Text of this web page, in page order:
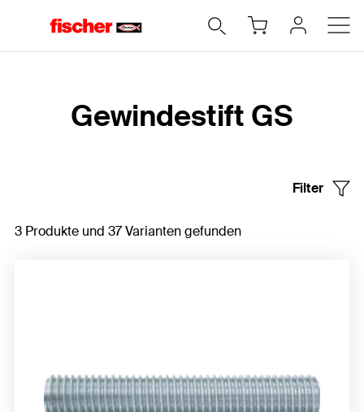
Gewindestift GS
Filter
3 Produkte und 37 Varianten gefunden